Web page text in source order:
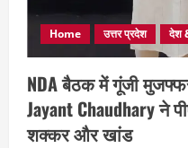
Home उत्तर प्रदेश देश
NDA बैठक में गूंजी
Jayant Chaudhary ने
शक्कर और खांड